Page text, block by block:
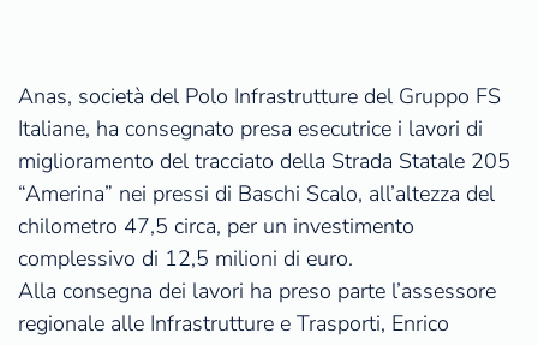
Anas, società del Polo Infrastrutture del Gruppo FS
Italiane, ha consegnato presa esecutrice i lavori di
miglioramento del tracciato della Strada Statale 205
“Amerina” nei pressi di Baschi Scalo, all’altezza del
chilometro 47,5 circa, per un investimento
complessivo di 12,5 milioni di euro.
Alla consegna dei lavori ha preso parte l’assessore
regionale alle Infrastrutture e Trasporti, Enrico